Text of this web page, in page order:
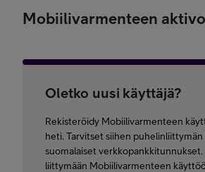
Mobiilivarmenteen
Oletko uusi käyttäjä?
Rekisteröidy Mobiilivarmenteen
heti. Tarvitset siihen puhelinliittymän
suomalaiset verkkopankkitunnukset.
liittymään Mobiilivarmenteen